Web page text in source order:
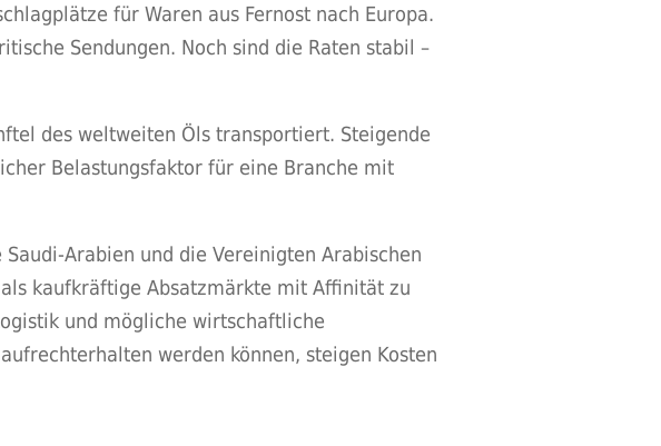
für Waren aus Fernost nach Europa.
Sendungen. Noch sind die Raten stabil –
des weltweiten Öls transportiert. Steigende
Belastungsfaktor für eine Branche mit
Arabien und die Vereinigten Arabischen
kaufkräftige Absatzmärkte mit Affinität zu
und mögliche wirtschaftliche
werden können, steigen Kosten